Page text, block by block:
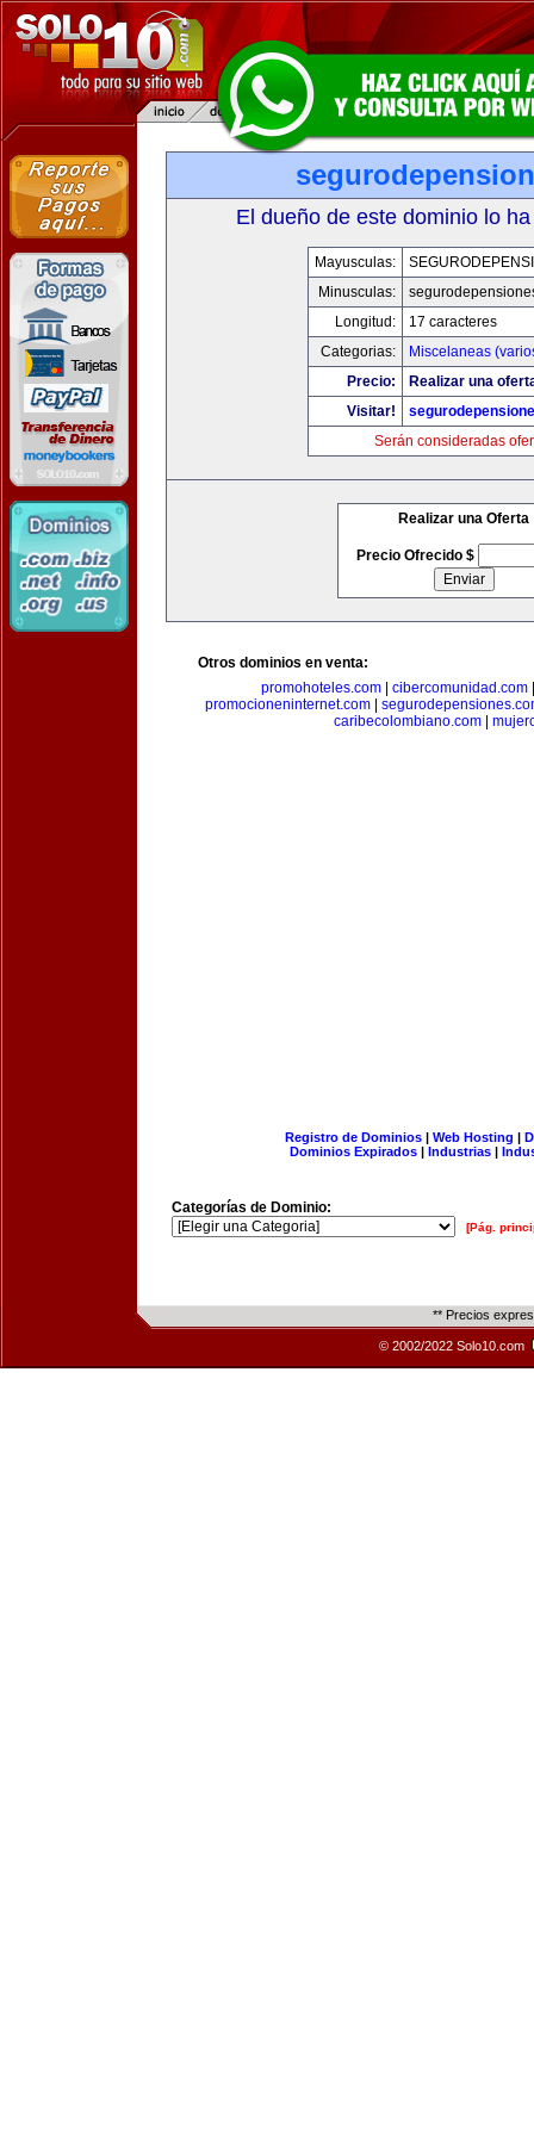
El dueño de este dominio lo
Mayusculas:
Minusculas:
Longitud:
17 caracteres
Categorias:
Miscelaneas
Precio:
Realizar una
Visitar!
Serán consideradas
Realizar una Oferta
Precio Ofrecido $
Otros dominios en venta:
promohoteles.com
cibercomunidad.com
promocioneninternet.com|
caribecolombiano.com|
Registro de Dominios| Web Hosting |
Dominios Expirados | Industrias |
Categorías de Dominio:
[Pág.
** Precios
© 2002/2022 Solo10.com